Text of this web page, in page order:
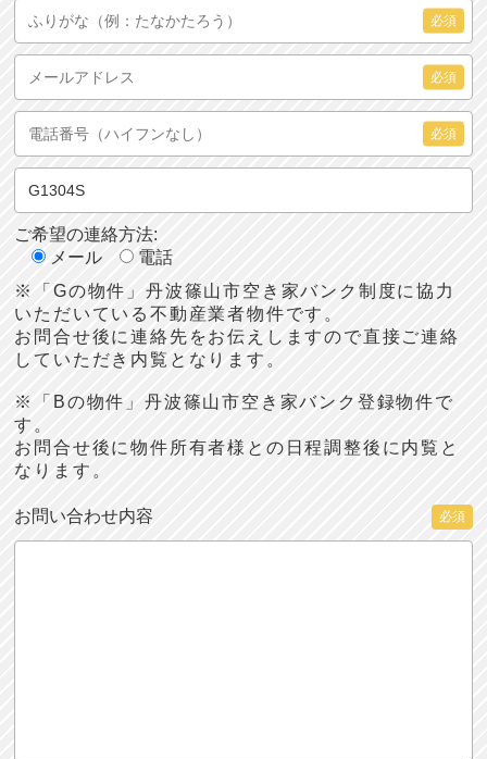
必須
必須
必須
ご希望の連絡方法:
メール
電話
※「Gの物件」丹波篠山市空き家バンク制度に協力
いただいている不動産業者物件です。
お問合せ後に連絡先をお伝えしますので直接ご連絡
していただき内覧となります。
※「Bの物件」丹波篠山市空き家バンク登録物件で
す。
お問合せ後に物件所有者様との日程調整後に内覧と
なります。
お問い合わせ内容 必須